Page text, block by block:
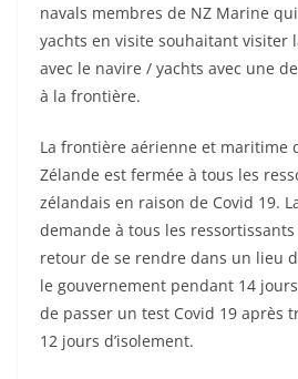
navals membres de NZ Marine
yachts en visite souhaitant visiter
avec le navire / yachts avec une
à la frontière.
La frontière aérienne et maritime
Zélande est fermée à tous les
zélandais en raison de Covid 19.
demande à tous les
retour de se rendre dans un lieu
le gouvernement pendant 14
de passer un test Covid 19 après
12 jours d’isolement.